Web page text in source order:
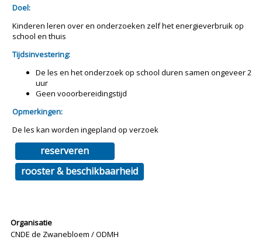
Doel:
Kinderen leren over en onderzoeken zelf het energieverbruik op
school en thuis
Tijdsinvestering:
De les en het onderzoek op school duren samen ongeveer 2
uur
Geen vooorbereidingstijd
Opmerkingen:
De les kan worden ingepland op verzoek
reserveren
rooster & beschikbaarheid
Organisatie
CNDE de Zwanebloem / ODMH